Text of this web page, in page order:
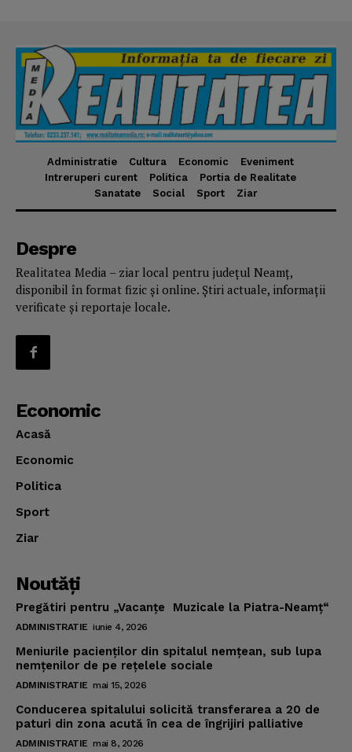
Administratie Cultura Economic
Eveniment
Intreruperi curent
Politica
Portia de Realitate
Sanatate
Social Sport Ziar
Despre
Realitatea Media – ziar local pentru județul Neamț,
disponibil în format fizic și online. Știri actuale, informații
verificate și reportaje locale.
Economic
Acasă
Economic
Politica
Sport
Ziar
Noutăţi
Pregătiri pentru „Vacanţe Muzicale la Piatra-Neamţ“
ADMINISTRATIE iunie 4, 2026
Meniurile pacienţilor din spitalul nemţean, sub lupa
nemţenilor de pe reţelele sociale
ADMINISTRATIE mai 15, 2026
Conducerea spitalului solicită transferarea a 20 de
paturi din zona acută în cea de îngrijiri palliative
ADMINISTRATIE mai 8, 2026